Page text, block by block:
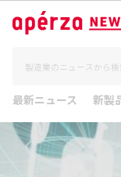
最新ニュース 新製